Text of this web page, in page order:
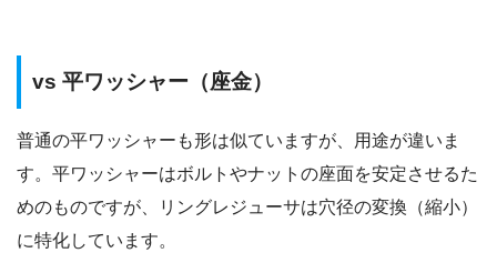
vs 平ワッシャー（座金）
普通の平ワッシャーも形は似ていますが、用途が違いま
す。平ワッシャーはボルトやナットの座面を安定させるた
めのものですが、リングレジューサは穴径の変換（縮小）
に特化しています。